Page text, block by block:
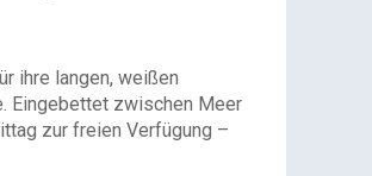
ihre langen, weißen
Eingebettet zwischen Meer
zur freien Verfügung –